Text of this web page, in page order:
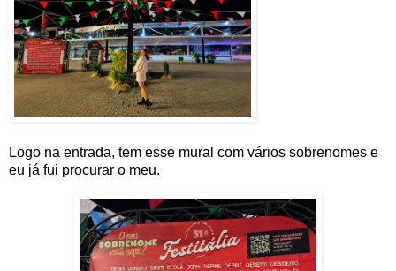
Logo na entrada, tem esse mural com vários sobrenomes e
eu já fui procurar o meu.